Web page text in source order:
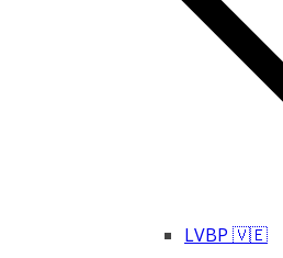
LVBP 🇻🇪